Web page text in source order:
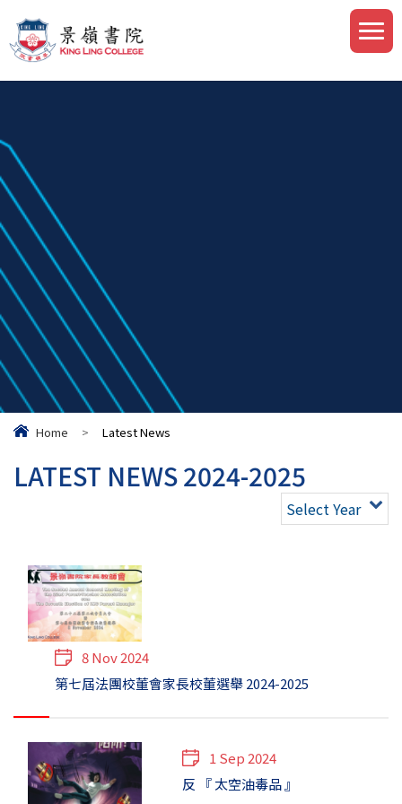
Home > Latest News
LATEST NEWS 2024-2025
Select Year
8 Nov 2024
第七屆法團校董會家長校董選舉 2024-2025
1 Sep 2024
反 『 太空油毒品 』